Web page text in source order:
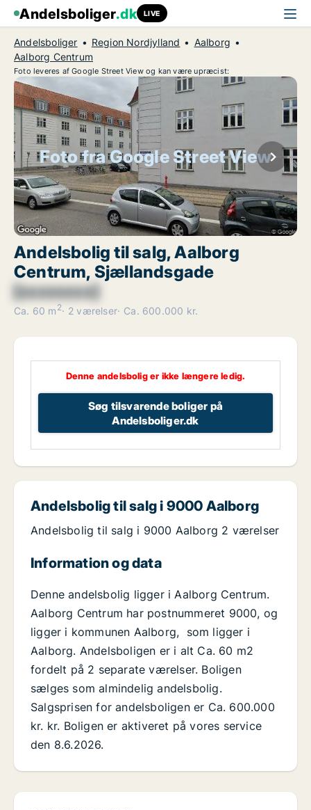
Andelsboliger.dk LIVE
Andelsboliger Region Nordjylland
Aalborg
Aalborg Centrum
Foto leveres af Google Street View og kan være upræcist:
Foto fra Google Street View
Andelsbolig til salg, Aalborg
Centrum, Sjællandsgade
[xxxxxxxx]
Ca. 60 m 2 2 værelser Ca. 600.000 kr.
Denne andelsbolig er ikke længere ledig.
Søg tilsvarende boliger på
Andelsboliger.dk
Andelsbolig til salg i 9000 Aalborg
Andelsbolig til salg i 9000 Aalborg 2 værelser
Information og data
Denne andelsbolig ligger i Aalborg Centrum.
Aalborg Centrum har postnummeret 9000, og
ligger i kommunen Aalborg, som ligger i
Aalborg. Andelsboligen er i alt Ca. 60 m2
fordelt på 2 separate værelser. Boligen
sælges som almindelig andelsbolig.
Salgsprisen for andelsboligen er Ca. 600.000
kr. kr. Boligen er aktiveret på vores service
den 8.6.2026.